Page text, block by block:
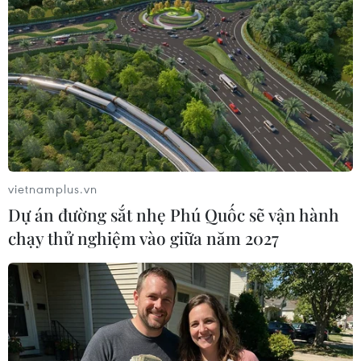
TIN LIÊN QUAN
vietnamplus.vn
Dự án đường sắt nhẹ Phú Quốc sẽ vận hành
chạy thử nghiệm vào giữa năm 2027